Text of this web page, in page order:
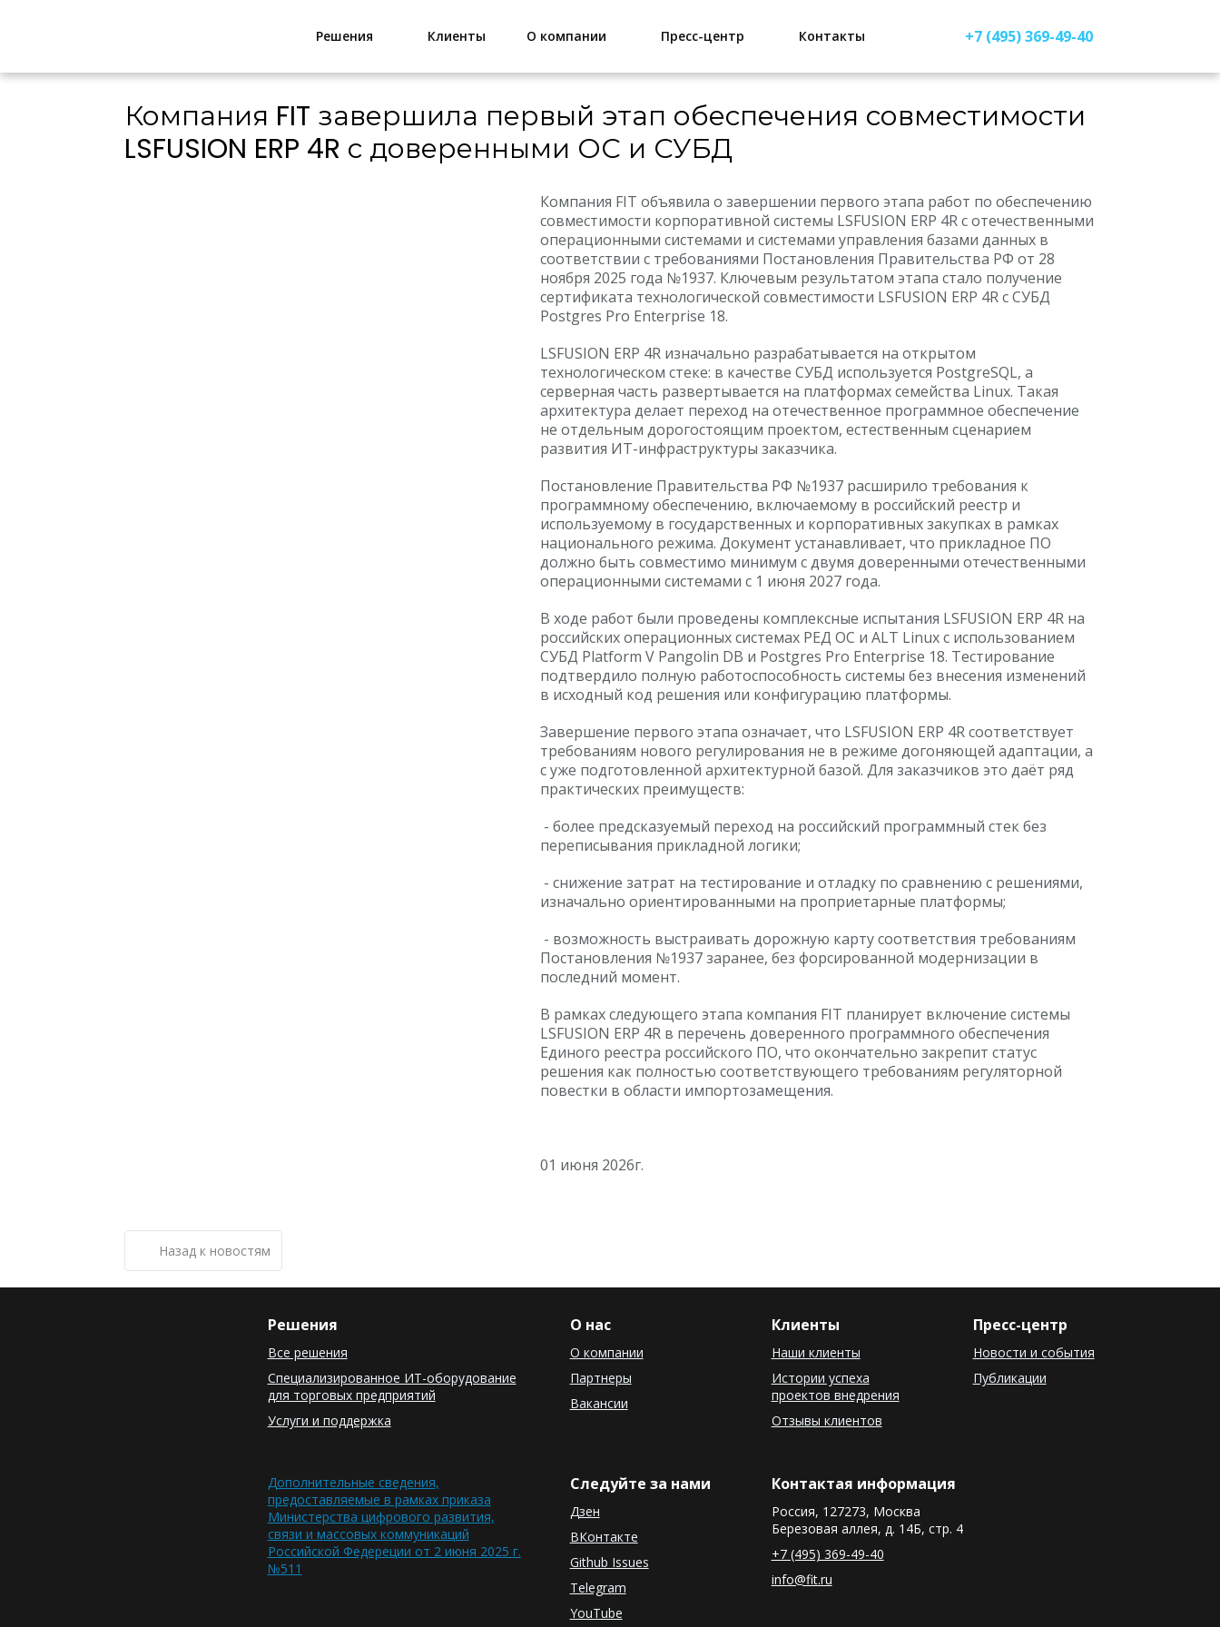
Решения Клиенты О компании Пресс-центр Контакты +7 (495) 369-49-40
Компания FIT завершила первый этап обеспечения совместимости
LSFUSION ERP 4R с доверенными ОС и СУБД
Компания FIT объявила о завершении первого этапа работ по обеспечению
совместимости корпоративной системы LSFUSION ERP 4R с отечественными
операционными системами и системами управления базами данных в
соответствии с требованиями Постановления Правительства РФ от 28
ноября 2025 года №1937. Ключевым результатом этапа стало получение
сертификата технологической совместимости LSFUSION ERP 4R с СУБД
Postgres Pro Enterprise 18.
LSFUSION ERP 4R изначально разрабатывается на открытом
технологическом стеке: в качестве СУБД используется PostgreSQL, а
серверная часть развертывается на платформах семейства Linux. Такая
архитектура делает переход на отечественное программное обеспечение
не отдельным дорогостоящим проектом, естественным сценарием
развития ИТ-инфраструктуры заказчика.
Постановление Правительства РФ №1937 расширило требования к
программному обеспечению, включаемому в российский реестр и
используемому в государственных и корпоративных закупках в рамках
национального режима. Документ устанавливает, что прикладное ПО
должно быть совместимо минимум с двумя доверенными отечественными
операционными системами с 1 июня 2027 года.
В ходе работ были проведены комплексные испытания LSFUSION ERP 4R на
российских операционных системах РЕД ОС и ALT Linux с использованием
СУБД Platform V Pangolin DB и Postgres Pro Enterprise 18. Тестирование
подтвердило полную работоспособность системы без внесения изменений
в исходный код решения или конфигурацию платформы.
Завершение первого этапа означает, что LSFUSION ERP 4R соответствует
требованиям нового регулирования не в режиме догоняющей адаптации, а
с уже подготовленной архитектурной базой. Для заказчиков это даёт ряд
практических преимуществ:
- более предсказуемый переход на российский программный стек без
переписывания прикладной логики;
- снижение затрат на тестирование и отладку по сравнению с решениями,
изначально ориентированными на проприетарные платформы;
- возможность выстраивать дорожную карту соответствия требованиям
Постановления №1937 заранее, без форсированной модернизации в
последний момент.
В рамках следующего этапа компания FIT планирует включение системы
LSFUSION ERP 4R в перечень доверенного программного обеспечения
Единого реестра российского ПО, что окончательно закрепит статус
решения как полностью соответствующего требованиям регуляторной
повестки в области импортозамещения.
01 июня 2026г.
Назад к новостям
Решения
Все решения
Специализированное ИТ-оборудование
для торговых предприятий
Услуги и поддержка
О нас
О компании
Партнеры
Вакансии
Клиенты
Наши клиенты
Истории успеха
проектов внедрения
Отзывы клиентов
Пресс-центр
Новости и события
Публикации
Дополнительные сведения,
предоставляемые в рамках приказа
Министерства цифрового развития,
связи и массовых коммуникаций
Российской Федереции от 2 июня 2025 г.
№511
Следуйте за нами
Дзен
ВКонтакте
Github Issues
Telegram
YouTube
Контактая информация
Россия, 127273, Москва
Березовая аллея, д. 14Б, стр. 4
+7 (495) 369-49-40
info@fit.ru